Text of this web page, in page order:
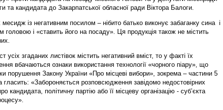
та кандидата до Закарпатської обласної ради Віктора Балоги.
месидж із негативним посилом – нібито батько виконує забаганку сина і
головою і «ставить його на посаду». Ця продукція також не містить
усіх згаданих листівок містить негативний вміст, то у факті їх
вбачаються ознаки використання технології «чорного піару», що
порушення Закону України «Про місцеві вибори», зокрема – частини 5
гласить: «Забороняється розповсюдження завідомо недостовірних
кандидата, політичну партію або її місцеву організацію - суб’єкта